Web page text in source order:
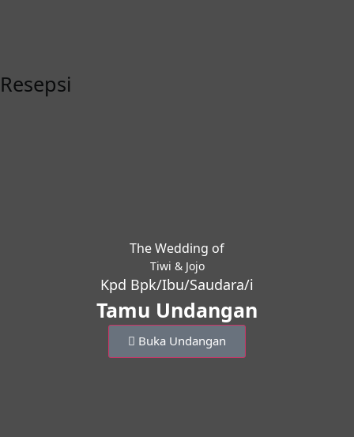
Resepsi
The Wedding of
Tiwi & Jojo
Kpd Bpk/Ibu/Saudara/i
Tamu Undangan
Buka Undangan